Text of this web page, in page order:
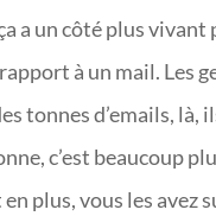
a un côté plus vivant
à un mail. Les
tonnes d’emails, là,
c’est beaucoup
plus, vous les avez